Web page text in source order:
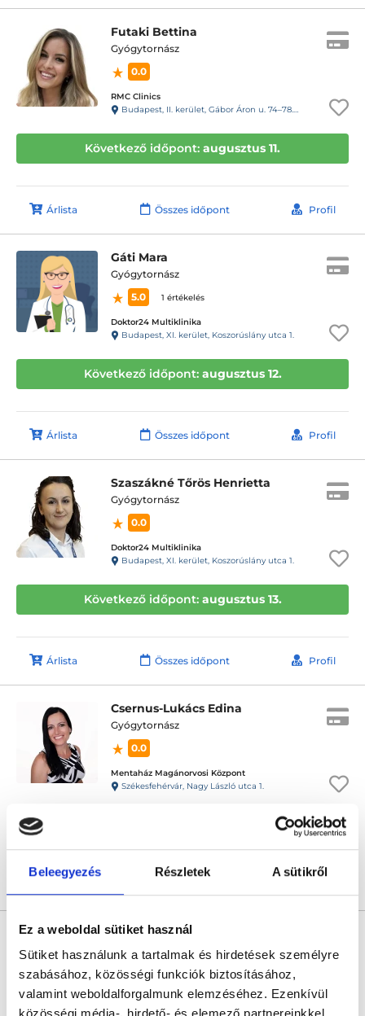
Beleegyezés Részletek A sütikről
Ez a weboldal sütiket használ
Sütiket használunk a tartalmak és hirdetések személyre
szabásához, közösségi funkciók biztosításához,
valamint weboldalforgalmunk elemzéséhez. Ezenkívül
Futaki Bettina
Gyógytornász
0.0
RMC Clinics
Budapest, II. kerület, Gábor Áron u. 74–78. III. emelet
Következő időpont: augusztus 11.
Árlista Összes időpont Profil
Gáti Mara
Gyógytornász
5.0
1 értékelés
Doktor24 Multiklinika
Budapest, XI. kerület, Koszorúslány utca 1.
Következő időpont: augusztus 12.
Árlista Összes időpont Profil
Szaszákné Tőrös Henrietta
Gyógytornász
0.0
Doktor24 Multiklinika
Budapest, XI. kerület, Koszorúslány utca 1.
Következő időpont: augusztus 13.
Árlista Összes időpont Profil
Csernus-Lukács Edina
Gyógytornász
0.0
Mentaház Magánorvosi Központ
Székesfehérvár, Nagy László utca 1.
augusztus 17.
Csalló Franciska
Gyógytornász
5.0
9 értékelés
Baross Egészségközpont
Budapest, XVI. kerület, Baross Gábor utca 40.